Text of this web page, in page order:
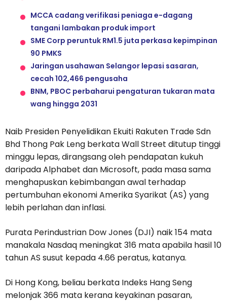
MCCA cadang verifikasi peniaga e-dagang
tangani lambakan produk import
SME Corp peruntuk RM1.5 juta perkasa kepimpinan
90 PMKS
Jaringan usahawan Selangor lepasi sasaran,
cecah 102,466 pengusaha
BNM, PBOC perbaharui pengaturan tukaran mata
wang hingga 2031
Naib Presiden Penyelidikan Ekuiti Rakuten Trade Sdn
Bhd Thong Pak Leng berkata Wall Street ditutup tinggi
minggu lepas, dirangsang oleh pendapatan kukuh
daripada Alphabet dan Microsoft, pada masa sama
menghapuskan kebimbangan awal terhadap
pertumbuhan ekonomi Amerika Syarikat (AS) yang
lebih perlahan dan inflasi.
Purata Perindustrian Dow Jones (DJI) naik 154 mata
manakala Nasdaq meningkat 316 mata apabila hasil 10
tahun AS susut kepada 4.66 peratus, katanya.
Di Hong Kong, beliau berkata Indeks Hang Seng
melonjak 366 mata kerana keyakinan pasaran,